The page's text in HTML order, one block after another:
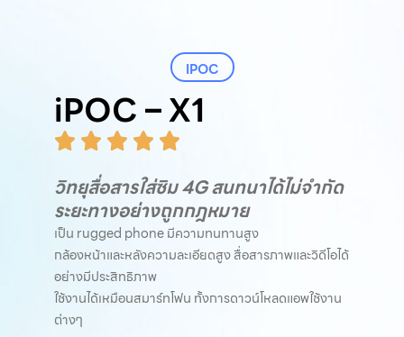
IPOC
iPOC – X1
วิทยุสื่อสารใส่ซิม 4G สนทนาได้ไม่จำกัด
ระยะทางอย่างถูกกฎหมาย
เป็น rugged phone มีความทนทานสูง
กล้องหน้าและหลังความละเอียดสูง สื่อสารภาพและวิดีโอได้
อย่างมีประสิทธิภาพ
ใช้งานได้เหมือนสมาร์ทโฟน ทั้งการดาวน์โหลดแอพใช้งาน
ต่างๆ